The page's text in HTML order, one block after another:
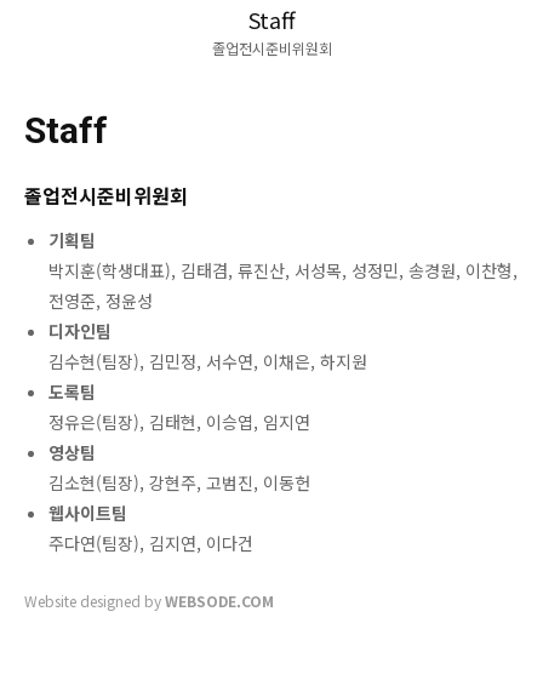
Staff
졸업전시준비위원회
Staff
졸업전시준비위원회
기획팀
박지훈(학생대표), 김태겸, 류진산, 서성목, 성정민, 송경원, 이찬형,
전영준, 정윤성
디자인팀
김수현(팀장), 김민정, 서수연, 이채은, 하지원
도록팀
정유은(팀장), 김태현, 이승엽, 임지연
영상팀
김소현(팀장), 강현주, 고범진, 이동헌
웹사이트팀
주다연(팀장), 김지연, 이다건
Website designed byWEBSODE.COM